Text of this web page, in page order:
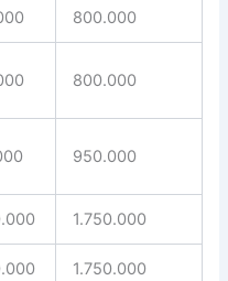
800.000
800.000
950.000
1.750.000
1.750.000